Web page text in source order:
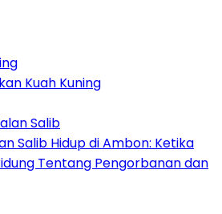
Kuah Kuning
Salib Hidup di Ambon: Ketika
Tentang Pengorbanan dan